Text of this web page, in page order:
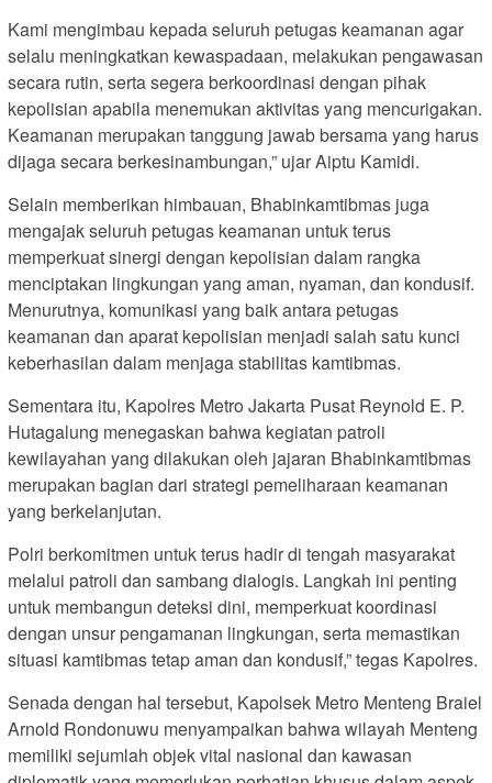
Kami mengimbau kepada seluruh petugas keamanan agar
selalu meningkatkan kewaspadaan, melakukan pengawasan
secara rutin, serta segera berkoordinasi dengan pihak
kepolisian apabila menemukan aktivitas yang mencurigakan.
Keamanan merupakan tanggung jawab bersama yang harus
dijaga secara berkesinambungan,” ujar Aiptu Kamidi.
Selain memberikan himbauan, Bhabinkamtibmas juga
mengajak seluruh petugas keamanan untuk terus
memperkuat sinergi dengan kepolisian dalam rangka
menciptakan lingkungan yang aman, nyaman, dan kondusif.
Menurutnya, komunikasi yang baik antara petugas
keamanan dan aparat kepolisian menjadi salah satu kunci
keberhasilan dalam menjaga stabilitas kamtibmas.
Sementara itu, Kapolres Metro Jakarta Pusat Reynold E. P.
Hutagalung menegaskan bahwa kegiatan patroli
kewilayahan yang dilakukan oleh jajaran Bhabinkamtibmas
merupakan bagian dari strategi pemeliharaan keamanan
yang berkelanjutan.
Polri berkomitmen untuk terus hadir di tengah masyarakat
melalui patroli dan sambang dialogis. Langkah ini penting
untuk membangun deteksi dini, memperkuat koordinasi
dengan unsur pengamanan lingkungan, serta memastikan
situasi kamtibmas tetap aman dan kondusif,” tegas Kapolres.
Senada dengan hal tersebut, Kapolsek Metro Menteng Braiel
Arnold Rondonuwu menyampaikan bahwa wilayah Menteng
memiliki sejumlah objek vital nasional dan kawasan